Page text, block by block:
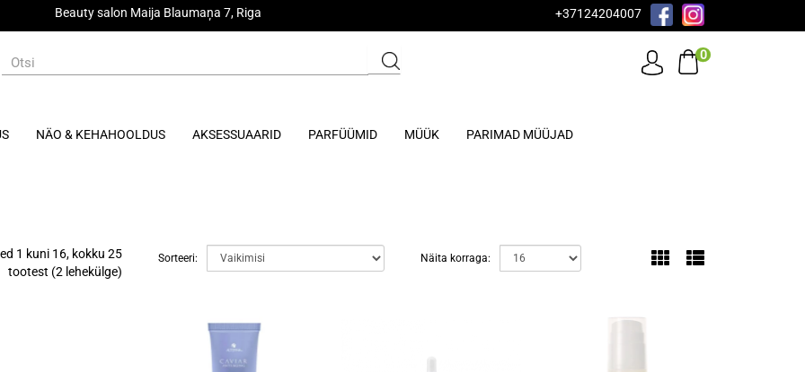
Beauty salon Maija Blaumaņa 7, Riga +37124204007
0
NÄO & KEHAHOOLDUS AKSESSUAARID PARFÜÜMID MÜÜK PARIMAD MÜÜJAD
1 kuni 16, kokku 25
tootest (2 lehekülge)
Sorteeri: Näita korraga: